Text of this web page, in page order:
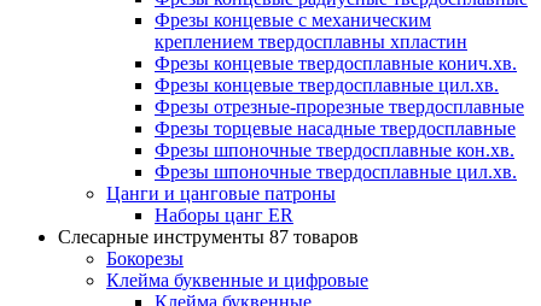
Фрезы концевые с механическим
креплением твердосплавны хпластин
Фрезы концевые твердосплавные конич.хв.
Фрезы концевые твердосплавные цил.хв.
Фрезы отрезные-прорезные твердосплавные
Фрезы торцевые насадные твердосплавные
Фрезы шпоночные твердосплавные кон.хв.
Фрезы шпоночные твердосплавные цил.хв.
Цанги и цанговые патроны
Наборы цанг ER
Слесарные инструменты 87 товаров
Бокорезы
Клейма буквенные и цифровые
Клейма буквенные